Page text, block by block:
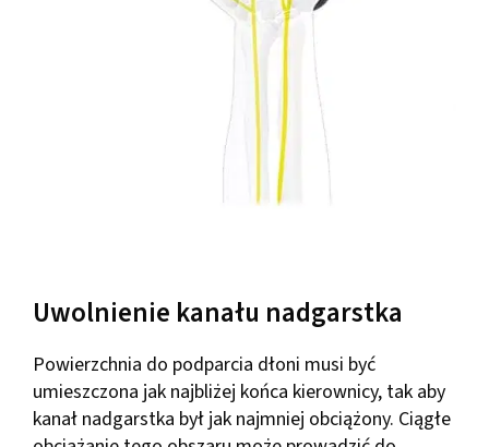
Uwolnienie kanału nadgarstka
Powierzchnia do podparcia dłoni musi być
umieszczona jak najbliżej końca kierownicy, tak aby
kanał nadgarstka był jak najmniej obciążony. Ciągłe